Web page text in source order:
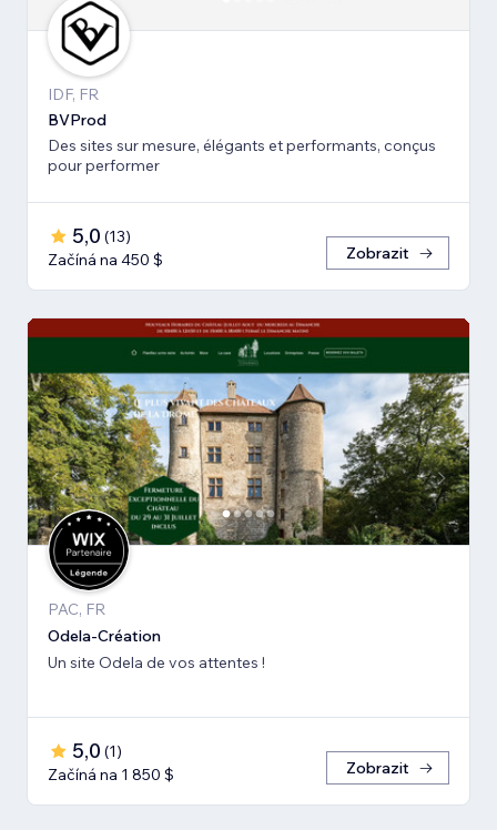
IDF, FR
BVProd
Des sites sur mesure, élégants et performants, conçus
pour performer
5,0 (13)
Začíná na 450 $
Zobrazit
PAC, FR
Odela-Création
Un site Odela de vos attentes !
5,0 (1)
Začíná na 1 850 $
Zobrazit